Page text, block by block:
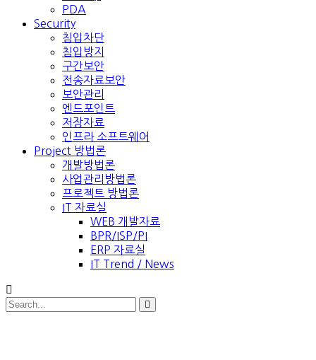
PDA
Security
침입차단
침입방지
구간보안
전송자료보안
보안관리
엔드포인트
저장자료
인프라 소프트웨어
Project 방법론
개발방법론
사업관리방법론
프로젝트 방법론
IT 자료실
WEB 개발자료
BPR/ISP/PI
ERP 자료실
IT Trend / News